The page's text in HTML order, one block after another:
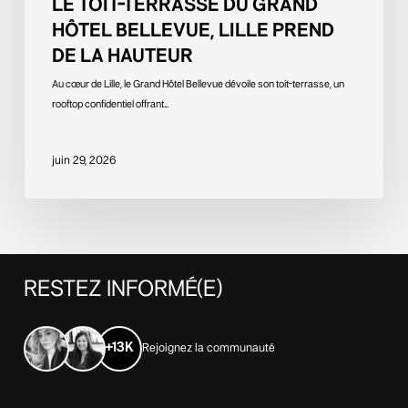
LE TOIT-TERRASSE DU GRAND
HÔTEL BELLEVUE, LILLE PREND
DE LA HAUTEUR
Au cœur de Lille, le Grand Hôtel Bellevue dévoile son toit-terrasse, un
rooftop confidentiel offrant…
juin 29, 2026
RESTEZ INFORMÉ(E)
+13K Rejoignez la communauté